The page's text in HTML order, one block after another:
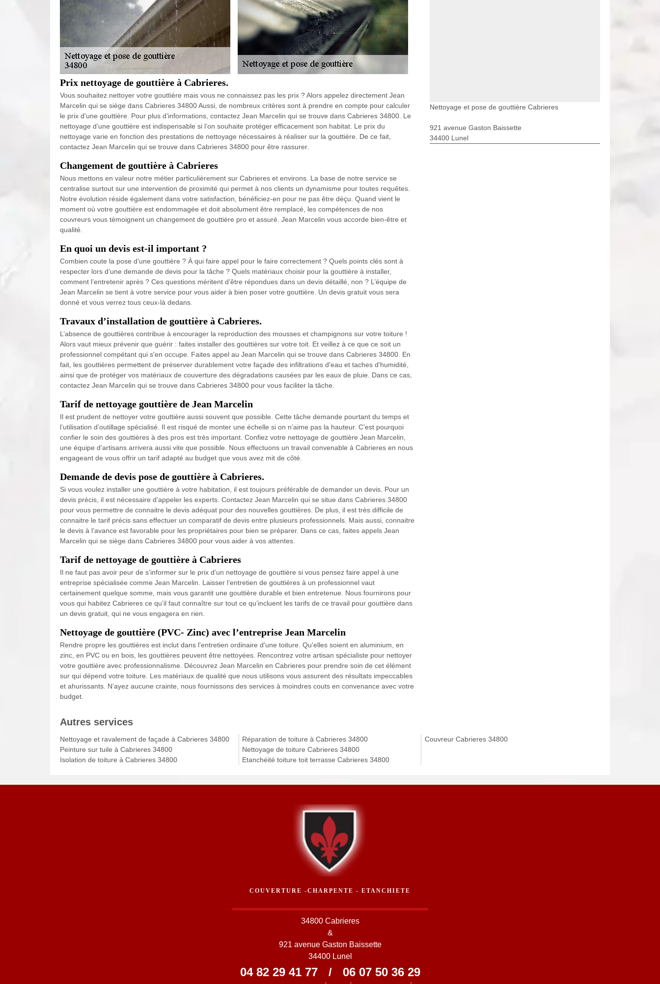
Prix nettoyage de gouttière à Cabrieres.
Vous souhaitez nettoyer votre gouttière mais vous ne connaissez pas les prix ? Alors appelez directement Jean
Marcelin qui se siège dans Cabrieres 34800 Aussi, de nombreux critères sont à prendre en compte pour calculer
le prix d'une gouttière. Pour plus d’informations, contactez Jean Marcelin qui se trouve dans Cabrieres 34800. Le
nettoyage d’une gouttière est indispensable si l’on souhaite protéger efficacement son habitat. Le prix du
nettoyage varie en fonction des prestations de nettoyage nécessaires à réaliser sur la gouttière. De ce fait,
contactez Jean Marcelin qui se trouve dans Cabrieres 34800 pour être rassurer.
Changement de gouttière à Cabrieres
Nous mettons en valeur notre métier particulièrement sur Cabrieres et environs. La base de notre service se
centralise surtout sur une intervention de proximité qui permet à nos clients un dynamisme pour toutes requêtes.
Notre évolution réside également dans votre satisfaction, bénéficiez-en pour ne pas être déçu. Quand vient le
moment où votre gouttière est endommagée et doit absolument être remplacé, les compétences de nos
couvreurs vous témoignent un changement de gouttière pro et assuré. Jean Marcelin vous accorde bien-être et
qualité.
En quoi un devis est-il important ?
Combien coute la pose d’une gouttière ? À qui faire appel pour le faire correctement ? Quels points clés sont à
respecter lors d’une demande de devis pour la tâche ? Quels matériaux choisir pour la gouttière à installer,
comment l’entretenir après ? Ces questions méritent d’être répondues dans un devis détaillé, non ? L’équipe de
Jean Marcelin se tient à votre service pour vous aider à bien poser votre gouttière. Un devis gratuit vous sera
donné et vous verrez tous ceux-là dedans.
Travaux d’installation de gouttière à Cabrieres.
L’absence de gouttières contribue à encourager la reproduction des mousses et champignons sur votre toiture !
Alors vaut mieux prévenir que guérir : faites installer des gouttières sur votre toit. Et veillez à ce que ce soit un
professionnel compétant qui s'en occupe. Faites appel au Jean Marcelin qui se trouve dans Cabrieres 34800. En
fait, les gouttières permettent de préserver durablement votre façade des infiltrations d'eau et taches d'humidité,
ainsi que de protéger vos matériaux de couverture des dégradations causées par les eaux de pluie. Dans ce cas,
contactez Jean Marcelin qui se trouve dans Cabrieres 34800 pour vous faciliter la tâche.
Tarif de nettoyage gouttière de Jean Marcelin
Il est prudent de nettoyer votre gouttière aussi souvent que possible. Cette tâche demande pourtant du temps et
l’utilisation d’outillage spécialisé. Il est risqué de monter une échelle si on n’aime pas la hauteur. C’est pourquoi
confier le soin des gouttières à des pros est très important. Confiez votre nettoyage de gouttière Jean Marcelin,
une équipe d’artisans arrivera aussi vite que possible. Nous effectuons un travail convenable à Cabrieres en nous
engageant de vous offrir un tarif adapté au budget que vous avez mit de côté.
Demande de devis pose de gouttière à Cabrieres.
Si vous voulez installer une gouttière à votre habitation, il est toujours préférable de demander un devis. Pour un
devis précis, il est nécessaire d’appeler les experts. Contactez Jean Marcelin qui se situe dans Cabrieres 34800
pour vous permettre de connaitre le devis adéquat pour des nouvelles gouttières. De plus, il est très difficile de
connaitre le tarif précis sans effectuer un comparatif de devis entre plusieurs professionnels. Mais aussi, connaitre
le devis à l’avance est favorable pour les propriétaires pour bien se préparer. Dans ce cas, faites appels Jean
Marcelin qui se siège dans Cabrieres 34800 pour vous aider à vos attentes.
Tarif de nettoyage de gouttière à Cabrieres
Il ne faut pas avoir peur de s’informer sur le prix d’un nettoyage de gouttière si vous pensez faire appel à une
entreprise spécialisée comme Jean Marcelin. Laisser l’entretien de gouttières à un professionnel vaut
certainement quelque somme, mais vous garantit une gouttière durable et bien entretenue. Nous fournirons pour
vous qui habitez Cabrieres ce qu’il faut connaître sur tout ce qu’incluent les tarifs de ce travail pour gouttière dans
un devis gratuit, qui ne vous engagera en rien.
Nettoyage de gouttière (PVC- Zinc) avec l’entreprise Jean Marcelin
Rendre propre les gouttières est inclut dans l'entretien ordinaire d'une toiture. Qu'elles soient en aluminium, en
zinc, en PVC ou en bois, les gouttières peuvent être nettoyées. Rencontrez votre artisan spécialiste pour nettoyer
votre gouttière avec professionnalisme. Découvrez Jean Marcelin en Cabrieres pour prendre soin de cet élément
sur qui dépend votre toiture. Les matériaux de qualité que nous utilisons vous assurent des résultats impeccables
et ahurissants. N’ayez aucune crainte, nous fournissons des services à moindres couts en convenance avec votre
budget.
Nettoyage et pose de gouttière Cabrieres
921 avenue Gaston Baissette
34400 Lunel
Autres services
Nettoyage et ravalement de façade à Cabrieres 34800
Peinture sur tuile à Cabrieres 34800
Isolation de toiture à Cabrieres 34800
Réparation de toiture à Cabrieres 34800
Nettoyage de toiture Cabrieres 34800
Etanchéité toiture toit terrasse Cabrieres 34800
Couvreur Cabrieres 34800
COUVERTURE -CHARPENTE - ETANCHIETE
34800 Cabrieres
&
921 avenue Gaston Baissette
34400 Lunel
04 82 29 41 77 / 06 07 50 36 29